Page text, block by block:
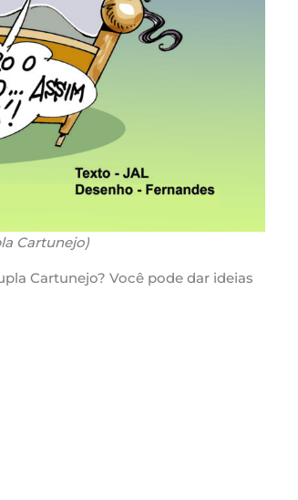
Cartunejo)
Cartunejo? Você pode dar ideias